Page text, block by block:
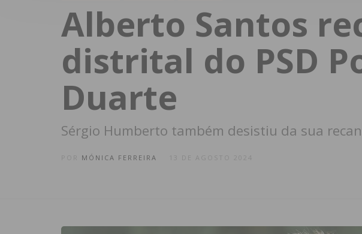
Alberto Santos
distrital do PSD
Duarte
Sérgio Humberto também desistiu da sua
MÓNICA FERREIRA 13 DE AGOSTO 2024